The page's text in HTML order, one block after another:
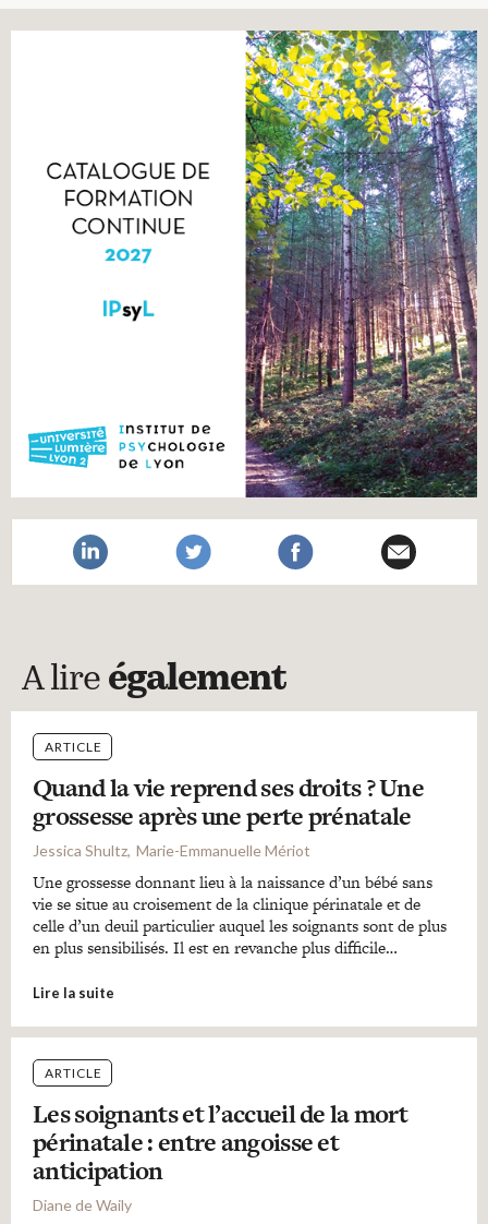
A lire également
ARTICLE
Quand la vie reprend ses droits ? Une
grossesse après une perte prénatale
Jessica Shultz Marie-Emmanuelle Mériot
Une grossesse donnant lieu à la naissance d’un bébé sans
vie se situe au croisement de la clinique périnatale et de
celle d’un deuil particulier auquel les soignants sont de plus
en plus sensibilisés. Il est en revanche plus difficile…
Lire la suite
ARTICLE
Les soignants et l’accueil de la mort
périnatale : entre angoisse et
anticipation
Diane de Waily